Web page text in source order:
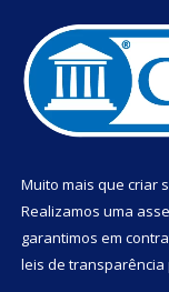
Muito mais que criar
Realizamos uma
garantimos em
leis de transparência